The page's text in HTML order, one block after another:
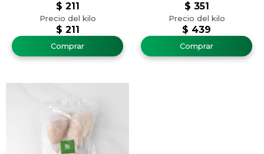
$ 211
$ 211
$ 439
$ 351